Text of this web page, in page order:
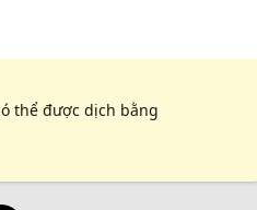
thể được dịch bằng